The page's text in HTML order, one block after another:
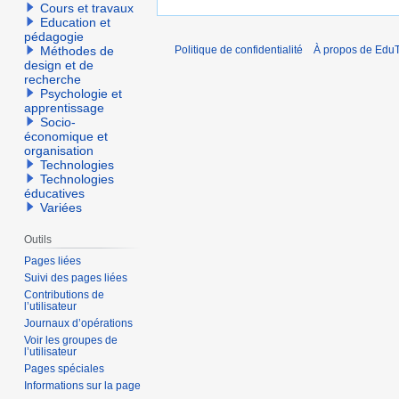
Cours et travaux
Education et
pédagogie
Méthodes de
design et de
recherche
Psychologie et
apprentissage
Socio-
économique et
organisation
Technologies
Technologies
éducatives
Variées
Outils
Pages liées
Suivi des pages liées
Contributions de
l’utilisateur
Journaux d’opérations
Voir les groupes de
l’utilisateur
Pages spéciales
Informations sur la page
Politique de confidentialité À propos de